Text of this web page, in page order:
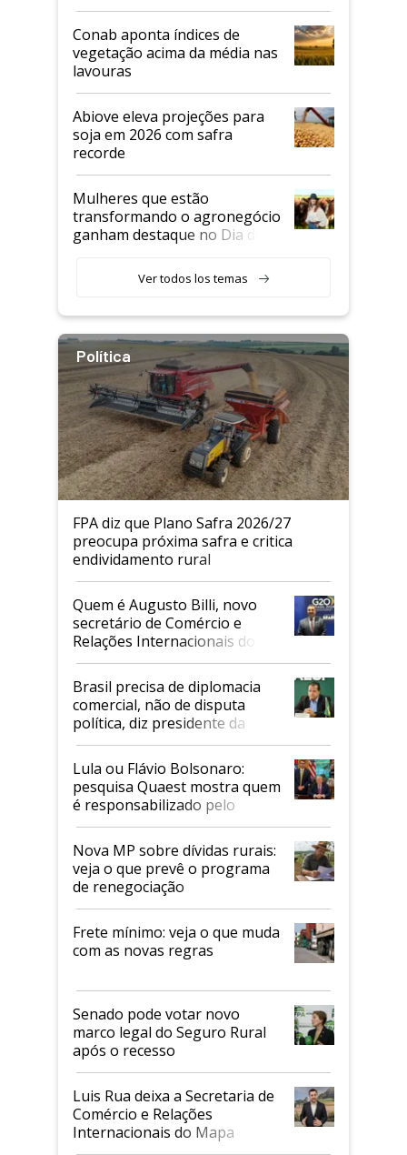
Conab aponta índices de
vegetação acima da média nas
lavouras
Abiove eleva projeções para
soja em 2026 com safra
recorde
Mulheres que estão
transformando o agronegócio
ganham destaque no Dia do
Ver todos los temas
Política
FPA diz que Plano Safra 2026/27
preocupa próxima safra e critica
endividamento rural
Quem é Augusto Billi, novo
secretário de Comércio e
Relações Internacionais do
Mapa
Brasil precisa de diplomacia
comercial, não de disputa
política, diz presidente da
Faesp
Lula ou Flávio Bolsonaro:
pesquisa Quaest mostra quem
é responsabilizado pelo
tarifaço dos EUA
Nova MP sobre dívidas rurais:
veja o que prevê o programa
de renegociação
Frete mínimo: veja o que muda
com as novas regras
Senado pode votar novo
marco legal do Seguro Rural
após o recesso
Luis Rua deixa a Secretaria de
Comércio e Relações
Internacionais do Mapa